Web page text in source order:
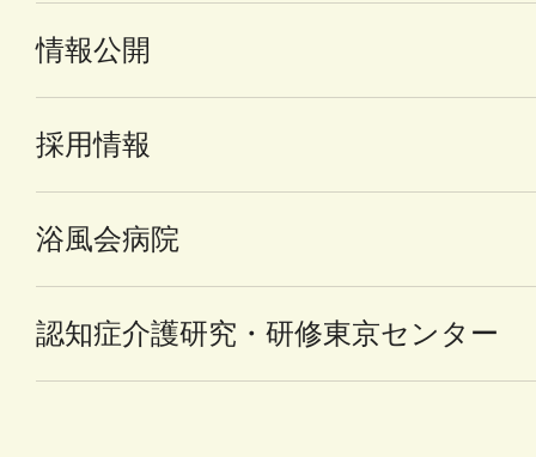
情報公開
採用情報
浴風会病院
認知症介護研究・研修東京センター